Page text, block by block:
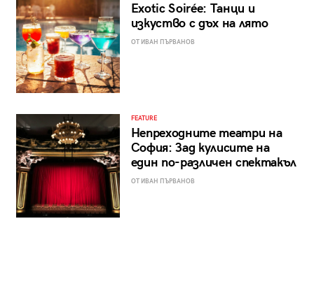
Exotic Soirée: Танци и
изкуство с дъх на лято
ОТ ИВАН ПЪРВАНОВ
FEATURE
Непреходните театри на
София: Зад кулисите на
един по-различен спектакъл
ОТ ИВАН ПЪРВАНОВ